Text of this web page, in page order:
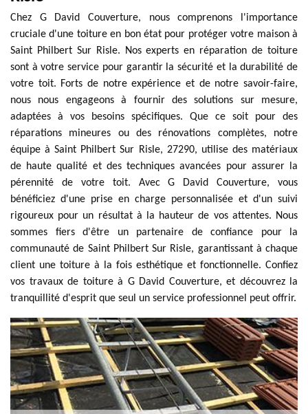
Chez G David Couverture, nous comprenons l'importance
cruciale d'une toiture en bon état pour protéger votre maison à
Saint Philbert Sur Risle. Nos experts en réparation de toiture
sont à votre service pour garantir la sécurité et la durabilité de
votre toit. Forts de notre expérience et de notre savoir-faire,
nous nous engageons à fournir des solutions sur mesure,
adaptées à vos besoins spécifiques. Que ce soit pour des
réparations mineures ou des rénovations complètes, notre
équipe à Saint Philbert Sur Risle, 27290, utilise des matériaux
de haute qualité et des techniques avancées pour assurer la
pérennité de votre toit. Avec G David Couverture, vous
bénéficiez d'une prise en charge personnalisée et d'un suivi
rigoureux pour un résultat à la hauteur de vos attentes. Nous
sommes fiers d'être un partenaire de confiance pour la
communauté de Saint Philbert Sur Risle, garantissant à chaque
client une toiture à la fois esthétique et fonctionnelle. Confiez
vos travaux de toiture à G David Couverture, et découvrez la
tranquillité d'esprit que seul un service professionnel peut offrir.